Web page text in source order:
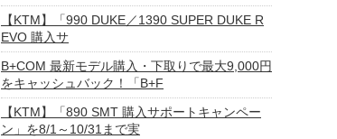
【KTM】「990 DUKE／1390 SUPER DUKE R
EVO 購入サ
B+COM 最新モデル購入・下取りで最大9,000円
をキャッシュバック！「B+F
【KTM】「890 SMT 購入サポートキャンペー
ン」を8/1～10/31まで実